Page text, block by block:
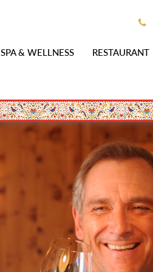
SPA & WELLNESS RESTAURANT